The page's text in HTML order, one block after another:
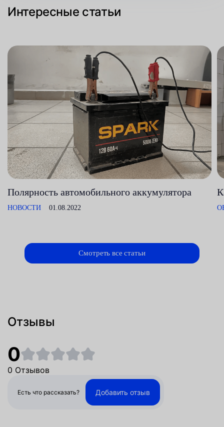
Интересные статьи
Полярность автомобильного аккумулятора
НОВОСТИ 01.08.2022
Смотреть все статьи
Отзывы
0
0 Отзывов
Есть что рассказать? Добавить отзыв